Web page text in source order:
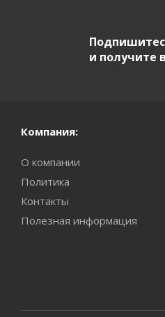
и получите
Компания:
О компании
Политика
Контакты
Полезная информация